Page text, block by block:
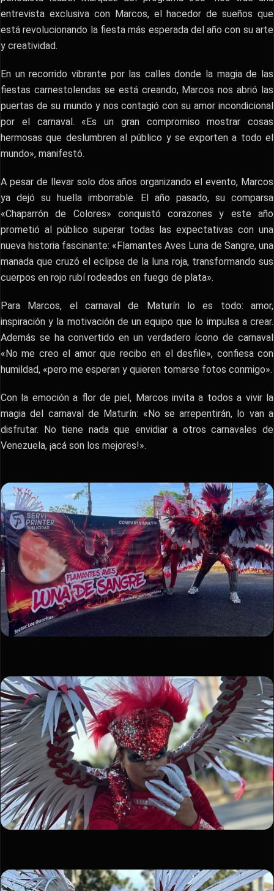
entrevista exclusiva con Marcos, el hacedor de sueños que
está revolucionando la fiesta más esperada del año con su arte
y creatividad.
En un recorrido vibrante por las calles donde la magia de las
fiestas carnestolendas se está creando, Marcos nos abrió las
puertas de su mundo y nos contagió con su amor incondicional
por el carnaval. «Es un gran compromiso mostrar cosas
hermosas que deslumbren al público y se exporten a todo el
mundo», manifestó.
A pesar de llevar solo dos años organizando el evento, Marcos
ya dejó su huella imborrable. El año pasado, su comparsa
«Chaparrón de Colores» conquistó corazones y este año
prometió al público superar todas las expectativas con una
nueva historia fascinante: «Flamantes Aves Luna de Sangre, una
manada que cruzó el eclipse de la luna roja, transformando sus
cuerpos en rojo rubí rodeados en fuego de plata».
Para Marcos, el carnaval de Maturín lo es todo: amor,
inspiración y la motivación de un equipo que lo impulsa a crear.
Además se ha convertido en un verdadero ícono de carnaval
«No me creo el amor que recibo en el desfile», confiesa con
humildad, «pero me esperan y quieren tomarse fotos conmigo».
Con la emoción a flor de piel, Marcos invita a todos a vivir la
magia del carnaval de Maturín: «No se arrepentirán, lo van a
disfrutar. No tiene nada que envidiar a otros carnavales de
Venezuela, ¡acá son los mejores!».